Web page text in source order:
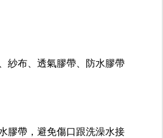
紗布、透氣膠帶、防水膠帶
膠帶，避免傷口跟洗澡水接